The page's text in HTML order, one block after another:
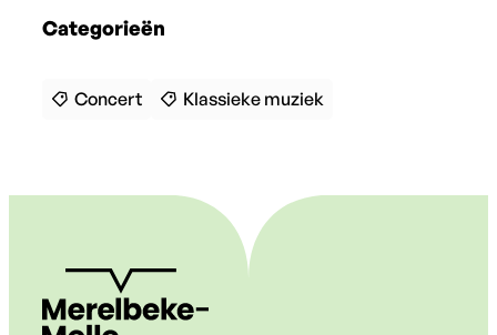
Categorieën
Concert Klassieke muziek